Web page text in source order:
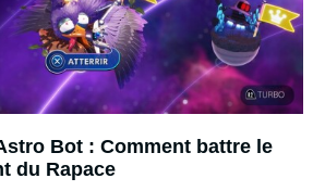
Bot : Comment battre le
du Rapace